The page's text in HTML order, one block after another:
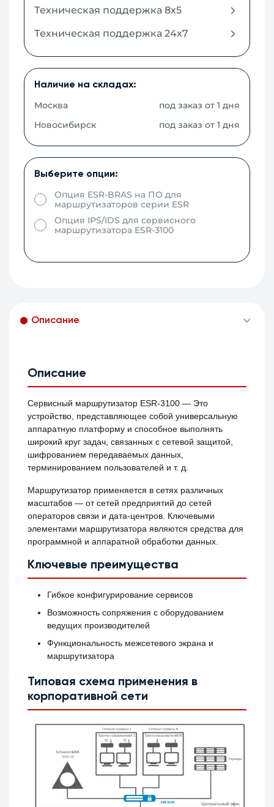
Техническая поддержка 8x5
Техническая поддержка 24x7
Наличие на складах:
Москва
под заказ от 1 дня
Новосибирск
под заказ от 1 дня
Выберите опции:
Опция ESR-BRAS на ПО для
маршрутизаторов серии ESR
Опция IPS/IDS для сервисного
маршрутизатора ESR-3100
Описание
Описание
Сервисный маршрутизатор ESR-3100 — Это
устройство, представляющее собой универсальную
аппаратную платформу и способное выполнять
широкий круг задач, связанных с сетевой защитой,
шифрованием передаваемых данных,
терминированием пользователей и т. д.
Маршрутизатор применяется в сетях различных
масштабов — от сетей предприятий до сетей
операторов связи и дата-центров. Ключевыми
элементами маршрутизатора являются средства для
программной и аппаратной обработки данных.
Ключевые преимущества
Гибкое конфигурирование сервисов
Возможность сопряжения с оборудованием
ведущих производителей
Функциональность межсетевого экрана и
маршрутизатора
Типовая схема применения в
корпоративной сети